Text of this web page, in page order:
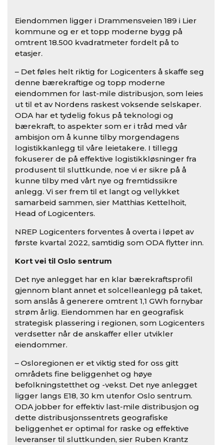
Eiendommen ligger i Drammensveien 189 i Lier
kommune og er et topp moderne bygg på
omtrent 18.500 kvadratmeter fordelt på to
etasjer.
– Det føles helt riktig for Logicenters å skaffe seg
denne bærekraftige og topp moderne
eiendommen for last-mile distribusjon, som leies
ut til et av Nordens raskest voksende selskaper.
ODA har et tydelig fokus på teknologi og
bærekraft, to aspekter som er i tråd med vår
ambisjon om å kunne tilby morgendagens
logistikkanlegg til våre leietakere. I tillegg
fokuserer de på effektive logistikkløsninger fra
produsent til sluttkunde, noe vi er sikre på å
kunne tilby med vårt nye og fremtidssikre
anlegg. Vi ser frem til et langt og vellykket
samarbeid sammen, sier Matthias Kettelhoit,
Head of Logicenters.
NREP Logicenters forventes å overta i løpet av
første kvartal 2022, samtidig som ODA flytter inn.
Kort vei til Oslo sentrum
Det nye anlegget har en klar bærekraftsprofil
gjennom blant annet et solcelleanlegg på taket,
som anslås å generere omtrent 1,1 GWh fornybar
strøm årlig. Eiendommen har en geografisk
strategisk plassering i regionen, som Logicenters
verdsetter når de anskaffer eller utvikler
eiendommer.
– Osloregionen er et viktig sted for oss gitt
områdets fine beliggenhet og høye
befolkningstetthet og -vekst. Det nye anlegget
ligger langs E18, 30 km utenfor Oslo sentrum.
ODA jobber for effektiv last-mile distribusjon og
dette distribusjonssentrets geografiske
beliggenhet er optimal for raske og effektive
leveranser til sluttkunden, sier Ruben Krantz